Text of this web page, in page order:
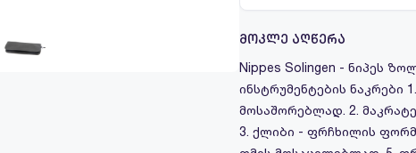
მოკლე აღწერა
Nippes Solingen - ნიპეს
ინსტრუმენტების ნაკრები
მოსაშორებლად. 2.
3. ქლიბი - ფრჩხილის